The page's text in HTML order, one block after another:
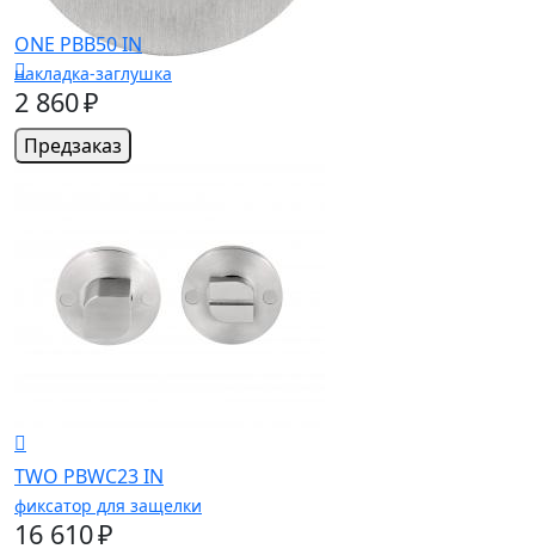
ONE PBB50 IN
накладка-заглушка
2 860 ₽
Предзаказ
TWO PBWC23 IN
фиксатор для защелки
16 610 ₽